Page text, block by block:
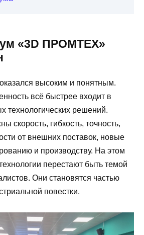
«3D ПРОМТЕХ»
высоким и понятным.
всё быстрее входит в
технологических решений.
скорость, гибкость, точность,
от внешних поставок, новые
и производству. На этом
перестают быть темой
Они становятся частью
повестки.